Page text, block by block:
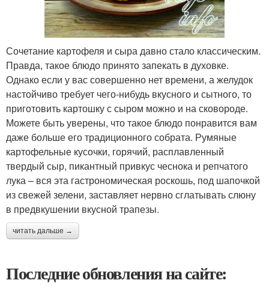
Сочетание картофеля и сыра давно стало классическим.
Правда, такое блюдо принято запекать в духовке.
Однако если у вас совершенно нет времени, а желудок
настойчиво требует чего-нибудь вкусного и сытного, то
приготовить картошку с сыром можно и на сковороде.
Можете быть уверены, что такое блюдо понравится вам
даже больше его традиционного собрата. Румяные
картофельные кусочки, горячий, расплавленный
твердый сыр, пикантный привкус чеснока и репчатого
лука – вся эта гастрономическая роскошь, под шапочкой
из свежей зелени, заставляет нервно сглатывать слюну
в предвкушении вкусной трапезы.
читать дальше →
Последние обновления на сайте: